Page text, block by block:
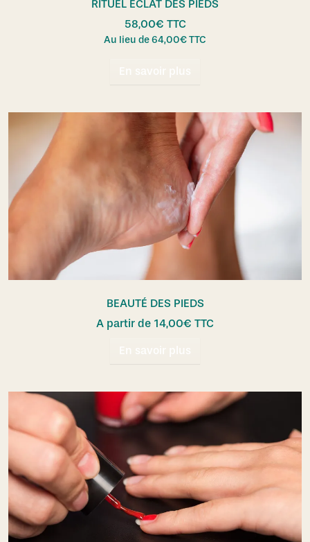
RITUEL ÉCLAT DES PIEDS
58,00€ TTC
Au lieu de64,00€TTC
En savoir plus
BEAUTÉ DES PIEDS
A partir de 14,00€ TTC
En savoir plus